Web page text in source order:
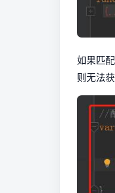
如果匹
则无法